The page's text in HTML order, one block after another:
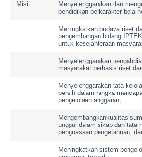
Misi
Menyelenggarakan dan
pendidikan berkarakter bela
Meningkatkan budaya riset
pengembangan bidang
untuk kesejahteraan
Menyelenggarakan
masyarakat berbasis riset
Menyelenggarakan tata
bersih dalam rangka
pengelolaan anggaran;
Mengembangkankualitas
unggul dalam sikap dan tata
penguasaan pengetahuan,
Meningkatkan sistem